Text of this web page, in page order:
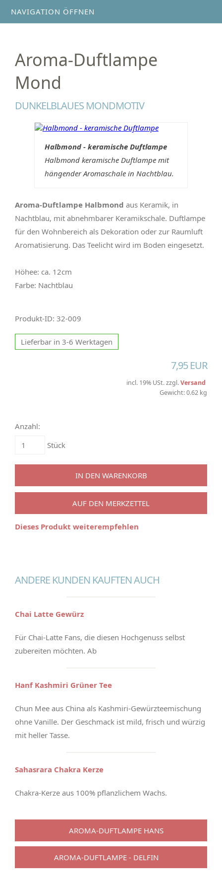
NAVIGATION ÖFFNEN
Aroma-Duftlampe
Mond
DUNKELBLAUES MONDMOTIV
Halbmond - keramische Duftlampe
Halbmond keramische Duftlampe mit
hängender Aromaschale in Nachtblau.
Aroma-Duftlampe Halbmond aus Keramik, in
Nachtblau, mit abnehmbarer Keramikschale. Duftlampe
für den Wohnbereich als Dekoration oder zur Raumluft
Aromatisierung. Das Teelicht wird im Boden eingesetzt.
Höhee: ca. 12cm
Farbe: Nachtblau
Produkt-ID: 32-009
Lieferbar in 3-6 Werktagen
7,95 EUR
incl. 19% USt. zzgl.Versand
Gewicht: 0.62 kg
Anzahl:
Stück
IN DEN WARENKORB
AUF DEN MERKZETTEL
Dieses Produkt weiterempfehlen
ANDERE KUNDEN KAUFTEN AUCH
Chai Latte Gewürz
Für Chai-Latte Fans, die diesen Hochgenuss selbst
zubereiten möchten. Ab
Hanf Kashmiri Grüner Tee
Chun Mee aus China als Kashmiri-Gewürzteemischung
ohne Vanille. Der Geschmack ist mild, frisch und würzig
mit heller Tasse.
Sahasrara Chakra Kerze
Chakra-Kerze aus 100% pflanzlichem Wachs.
AROMA-DUFTLAMPE HANS
AROMA-DUFTLAMPE - DELFIN